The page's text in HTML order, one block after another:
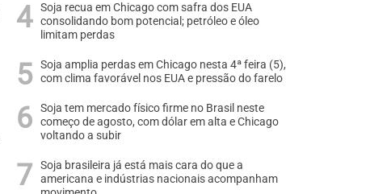
Soja recua em Chicago com safra dos EUA
consolidando bom potencial; petróleo e óleo
limitam perdas
Soja amplia perdas em Chicago nesta 4ª feira (5),
com clima favorável nos EUA e pressão do farelo
Soja tem mercado físico firme no Brasil neste
começo de agosto, com dólar em alta e Chicago
voltando a subir
Soja brasileira já está mais cara do que a
americana e indústrias nacionais acompanham